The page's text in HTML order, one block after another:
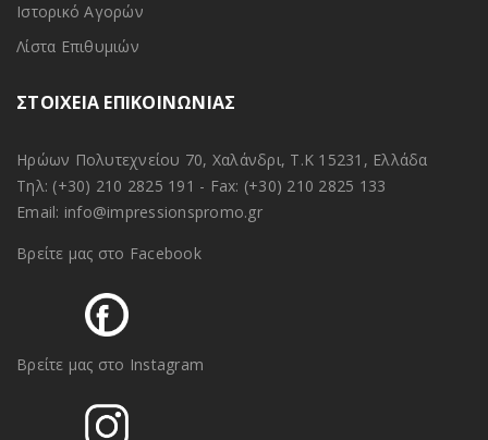
Ιστορικό Αγορών
Λίστα Επιθυμιών
ΣΤΟΙΧΕΙΑ ΕΠΙΚΟΙΝΩΝΙΑΣ
Ηρώων Πολυτεχνείου 70, Χαλάνδρι, Τ.Κ 15231, Ελλάδα
Τηλ: (+30) 210 2825 191 - Fax: (+30) 210 2825 133
Email: info@impressionspromo.gr
Βρείτε μας στο Facebook
Βρείτε μας στο Instagram